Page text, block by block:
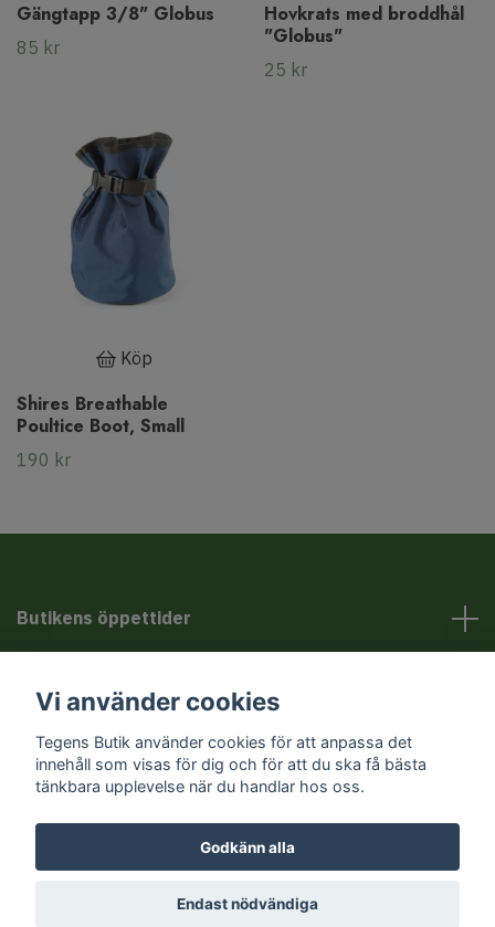
Gängtapp 3/8" Globus
85 kr
Hovkrats med broddhål
"Globus"
25 kr
Köp
Shires Breathable
Poultice Boot, Small
190 kr
Butikens öppettider
Sociala medier
© 2026 Tegens Butik
Vi använder cookies
Tegens Butik använder cookies för att anpassa det
innehåll som visas för dig och för att du ska få bästa
tänkbara upplevelse när du handlar hos oss.
Godkänn alla
Endast nödvändiga